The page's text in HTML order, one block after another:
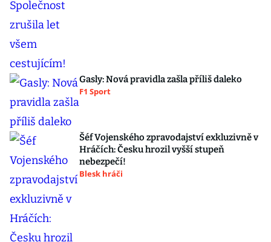
Gasly: Nová pravidla zašla příliš daleko
F1 Sport
Šéf Vojenského zpravodajství exkluzivně v
Hráčích: Česku hrozil vyšší stupeň
nebezpečí!
Blesk hráči